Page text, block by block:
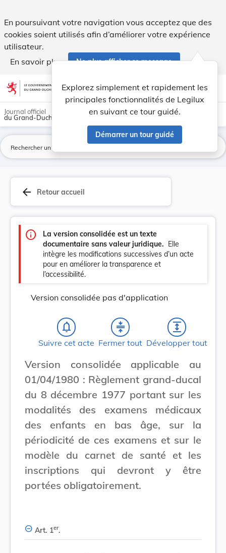
En poursuivant votre navigation vous acceptez que des
cookies soient utilisés afin d’améliorer votre expérience
utilisateur.
En savoir plus
Ne plus afficher ce message
Aller au contenu account_circle help Aide
Explorez simplement et rapidement les
principales fonctionnalités de Legilux
en suivant ce tour guidé.
Démarrer un tour guidé
light_mode dark_mode
Journal officiel
du Grand-Duché de Luxembourg
arrow_back Retour accueil
info
La version consolidée est un texte
documentaire sans valeur juridique. Elle
intègre les modifications successives d’un acte
pour en améliorer la transparence et
l’accessibilité.
Version consolidée pas d'application
notifications_none
Suivre cet acte
compress
Fermer tout
expand
Développer tout
Version consolidée applicable au
01/04/1980 : Règlement grand-ducal
du 8 décembre 1977 portant sur les
modalités des examens médicaux
des enfants en bas âge, sur la
périodicité de ces examens et sur le
modèle du carnet de santé et les
inscriptions qui devront y être
portées obligatoirement.
Art. 1er.